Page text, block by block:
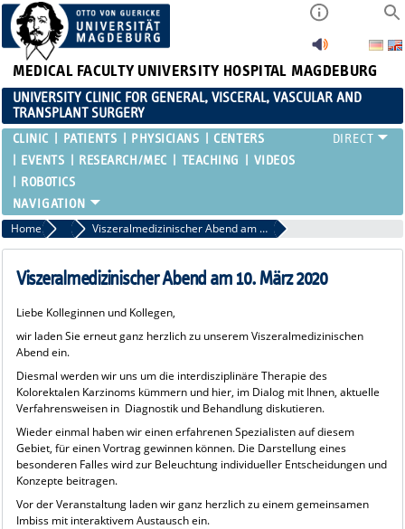
MEDICAL FACULTY UNIVERSITY HOSPITAL MAGDEBURG
UNIVERSITY CLINIC FOR GENERAL, VISCERAL, VASCULAR AND
TRANSPLANT SURGERY
CLINIC PATIENTS PHYSICIANS
CENTERS
EVENTS
RESEARCH/MEC TEACHING
VIDEOS
ROBOTICS
Home Past events Viszeralmedizinischer Abend am 10. März 2020
Viszeralmedizinischer Abend am 10. März 2020
Liebe Kolleginnen und Kollegen,
wir laden Sie erneut ganz herzlich zu unserem Viszeralmedizinischen
Abend ein.
Diesmal werden wir uns um die interdisziplinäre Therapie des
Kolorektalen Karzinoms kümmern und hier, im Dialog mit Ihnen, aktuelle
Verfahrensweisen in Diagnostik und Behandlung diskutieren.
Wieder einmal haben wir einen erfahrenen Spezialisten auf diesem
Gebiet, für einen Vortrag gewinnen können. Die Darstellung eines
besonderen Falles wird zur Beleuchtung individueller Entscheidungen und
Konzepte beitragen.
Vor der Veranstaltung laden wir ganz herzlich zu einem gemeinsamen
Imbiss mit interaktivem Austausch ein.